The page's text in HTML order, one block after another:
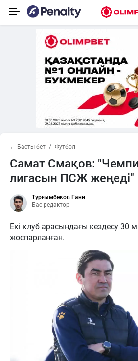
← Басты бет Футбол
Самат Смақов:
лигасын ПСЖ жеңеді"
Тұрғымбеков Ғани
Бас редактор
Екі клуб арасындағы кездесу 30
жоспарланған.